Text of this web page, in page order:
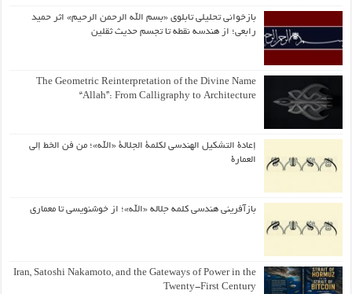
بازخوانی تحلیلی تابلوی «بسم الله الرحمن الرحیم» اثر حمید
رابعی؛ از هندسه نقطه تا تجسم حدیث ثقلین
The Geometric Reinterpretation of the Divine Name
“Allah”: From Calligraphy to Architecture
إعادة التشكيل الهندسي لكلمة الجلالة «الله»؛ من فن الخط إلى
العمارة
بازآفرینی هندسی کلمه جلاله «الله»؛ از خوشنویسی تا معماری
Iran, Satoshi Nakamoto, and the Gateways of Power in the
Twenty-First Century